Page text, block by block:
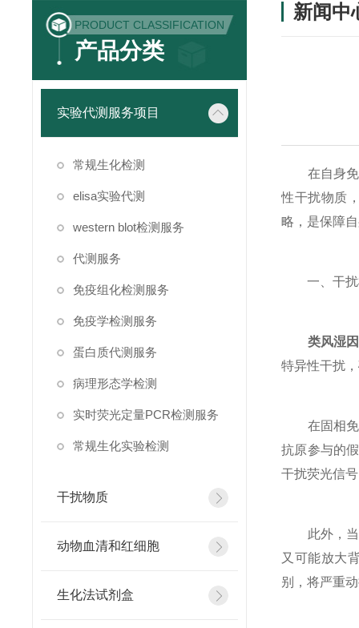
PRODUCT CLASSIFICATION
产品分类
实验代测服务项目
常规生化检测
elisa实验代测
western blot检测服务
代测服务
免疫组化检测服务
免疫学检测服务
蛋白质代测服务
病理形态学检测
实时荧光定量PCR检测服务
常规生化实验检测
干扰物质
动物血清和红细胞
生化法试剂盒
新闻中
在自身免疫
性干扰物质
略，是保障
一、干扰
类风湿
特异性干扰
在固相免疫
抗原参与的
干扰荧光信
此外，当检
又可能放大
别，将严重